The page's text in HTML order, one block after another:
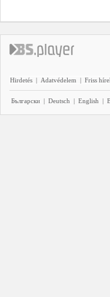
Hirdetés | Adatvédelem | Friss
Български | Deutsch | English |